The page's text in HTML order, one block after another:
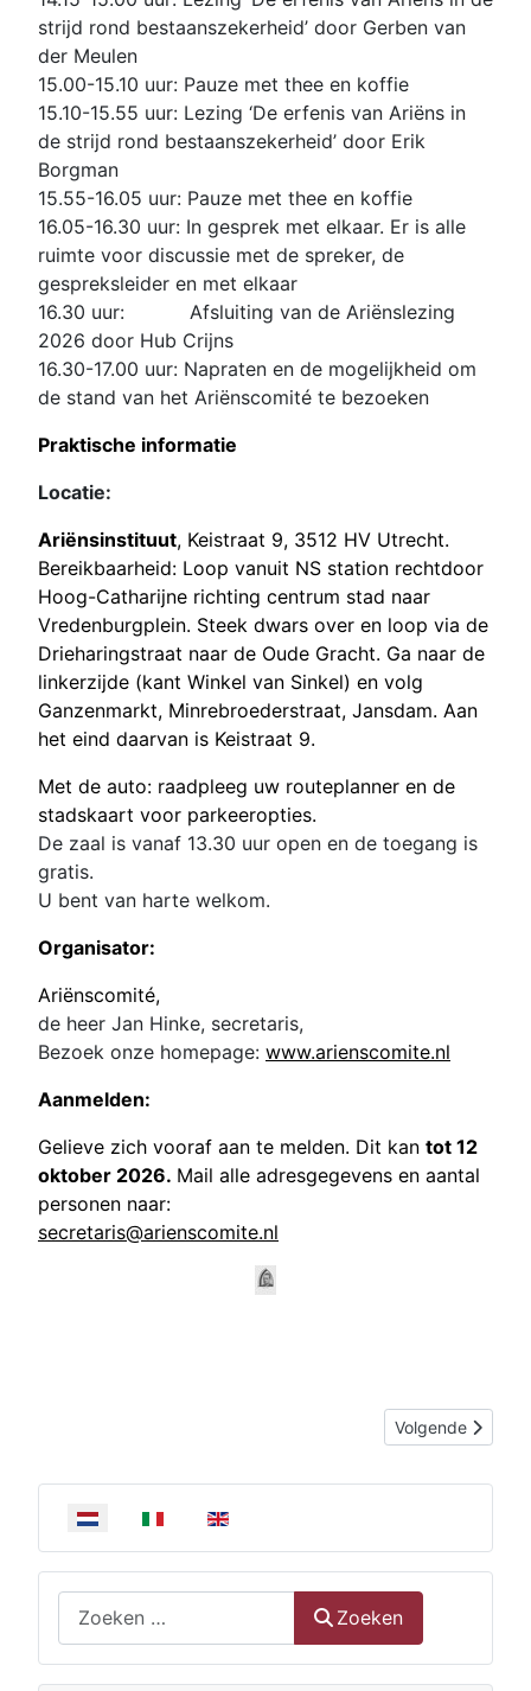
Selecteer de taal
Zoeken
strijd rond bestaanszekerheid’ door Gerben van
der Meulen
15.00-15.10 uur: Pauze met thee en koffie
15.10-15.55 uur: Lezing ‘De erfenis van Ariëns in
de strijd rond bestaanszekerheid’ door Erik
Borgman
15.55-16.05 uur: Pauze met thee en koffie
16.05-16.30 uur: In gesprek met elkaar. Er is alle
ruimte voor discussie met de spreker, de
gespreksleider en met elkaar
16.30 uur: Afsluiting van de Ariënslezing
2026 door Hub Crijns
16.30-17.00 uur: Napraten en de mogelijkheid om
de stand van het Ariënscomité te bezoeken
Praktische informatie
Locatie:
Ariënsinstituut, Keistraat 9, 3512 HV Utrecht.
Bereikbaarheid: Loop vanuit NS station rechtdoor
Hoog-Catharijne richting centrum stad naar
Vredenburgplein. Steek dwars over en loop via de
Drieharingstraat naar de Oude Gracht. Ga naar de
linkerzijde (kant Winkel van Sinkel) en volg
Ganzenmarkt, Minrebroederstraat, Jansdam. Aan
het eind daarvan is Keistraat 9.
Met de auto: raadpleeg uw routeplanner en de
stadskaart voor parkeeropties.
De zaal is vanaf 13.30 uur open en de toegang is
gratis.
U bent van harte welkom.
Organisator:
Ariënscomité,
de heer Jan Hinke, secretaris,
Bezoek onze homepage: www.arienscomite.nl
Aanmelden:
Gelieve zich vooraf aan te melden. Dit kan tot 12
oktober 2026. Mail alle adresgegevens en aantal
personen naar:
secretaris@arienscomite.nl
Volgende artikel:
Volgende